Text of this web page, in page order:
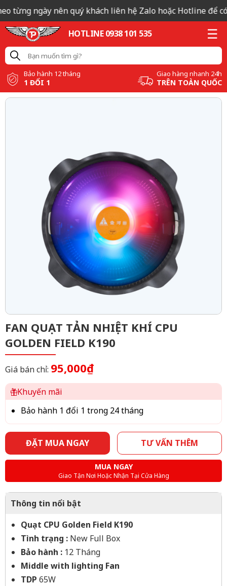
từng ngày nên quý khách liên hệ Zalo hoặc Hotline để có
HOTLINE 0938 101 535
Bảo hành 12 tháng
1 ĐỔI 1
Giao hàng nhanh 24h
TRÊN TOÀN QUỐC
FAN QUẠT TẢN NHIỆT KHÍ CPU
GOLDEN FIELD K190
Giá bán chỉ: 95,000₫
Khuyến mãi
Bảo hành 1 đổi 1 trong 24 tháng
ĐẶT MUA NGAY TƯ VẤN THÊM
MUA NGAY
Giao Tận Nơi Hoặc Nhận Tại Cửa Hàng
Thông tin nổi bật
Quạt CPU Golden Field K190
Tình trạng : New Full Box
Bảo hành : 12 Tháng
Middle with lighting Fan
TDP 65W